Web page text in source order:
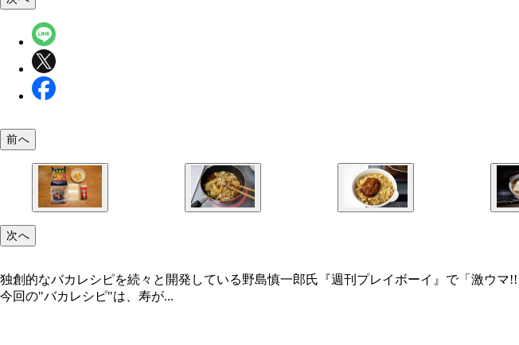
前へ
次へ
独創的なバカレシピを続々と開発している野島慎一郎氏『週刊プレイボーイ』で「激ウ
今回の"バカレシピ"は、寿が...